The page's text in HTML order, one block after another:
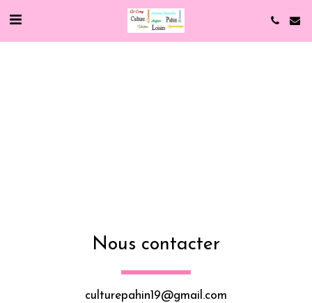
Nous contacter
culturepahin19@gmail.com